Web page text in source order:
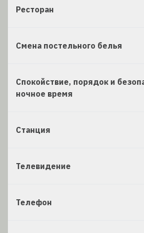
Ресторан
Смена постельного белья
Спокойствие, порядок и
ночное время
Станция
Телевидение
Телефон